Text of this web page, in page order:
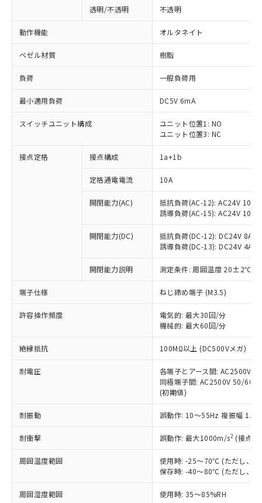
透明/不透明 不透明
動作機能 オルタネイト
ベゼル材質 樹脂
負荷 一般負荷用
最小適用負荷 DC5V 6mA
スイッチユニット構成
ユニット位置1: NO
ユニット位置3: NC
接点定格 接点構成 1a+1b
定格通電電流 10A
開閉能力(AC)
抵抗負荷(AC-12): AC24V 10A/
誘導負荷(AC-15): AC24V
開閉能力(DC)
抵抗負荷(DC-12): DC24V 8A/
誘導負荷(DC-13): DC24V 4A/
開閉能力説明 測定条件: 周囲温度 20±2℃、
端子仕様 ねじ締め端子 (M3.5)
許容操作頻度
電気的: 最大30回/分
機械的: 最大60回/分
絶縁抵抗 100MΩ以上 (DC500Vメガ)
耐電圧
各端子とアース間: AC2500V
同極端子間: AC2500V 50/
(初期値)
耐振動 誤動作: 10～55Hz 複振幅
耐衝撃 誤動作: 最大1000m/s2 (接点
周囲温度範囲
使用時: -25～70℃ (ただし、氷
保存時: -40～80℃ (ただし、氷
周囲湿度範囲 使用時: 35～85%RH
ご利用条件
以下の条件をお読みいただき、同意のうえ
本サービスは、当社制御機器事業取扱
商品の当社在庫状況および標準価格
(税抜)を提供させていただくもので
当社制御機器事業取扱商品の中には、
ことをご了承ください。
在庫状況および標準価格照会結果は、
記載している更新日時点での社内デー
タに基づき作成されるものであり、閲
覧された時点での実際の在庫および標
準価格とは異なる場合があることをご
対応済み：EU RoHS指令（10物質）の
非含有に対応した製品が提供可能な商品で
対応予定：EU RoHS指令（10物質）の非含
有に対応した製品に切り替える予定のある
対応予定なし：EU RoHS指令（10物質）の
非含有に非対応の商品で、対応品を出す予
定はありません。
調査・確認中：EU RoHS指令（10物質）の
非含有の対応状況を調査中または確認中の
非該当品：ライセンス料など無形物で、有
害物質有無と関係のない商品です。
仕入先様の事情により、非含有部品として
いたものが、含有品と判明した場合などや
むを得ず変更することがあります。
*EU RoHS指令（10物質）：
鉛(Pb) 1000ppm以下、 水銀(Hg) 1000ppm以下、 カド
六価クロム(Cr(Ⅵ)) 1000ppm以下、ポリ臭化ビフェニル
「○」：最大均質材料含有率が中国RoHSの
基準値以下であることを示します。
「×」：最大均質材料含有率が中国RoHSの
基準値を超えていることを示します。
「－」：未確認です。当社販売部門へお問
*中国RoHS10物質の基準値 (GB/T26572)：
Pb(鉛) :1000ppm、 Hg(水銀) : 1000ppm、 Cd(カドミウ
ム) : 100ppm、
当社は、これら貴社製品のうち、外国
為替および外国貿易法に定める商品
（以下｢規制貨物等」という）を輸出
または国外への提供する場合は、日本
国政府の輸出許可(または役務取引許
可)を取得するなどの必要な手続きを